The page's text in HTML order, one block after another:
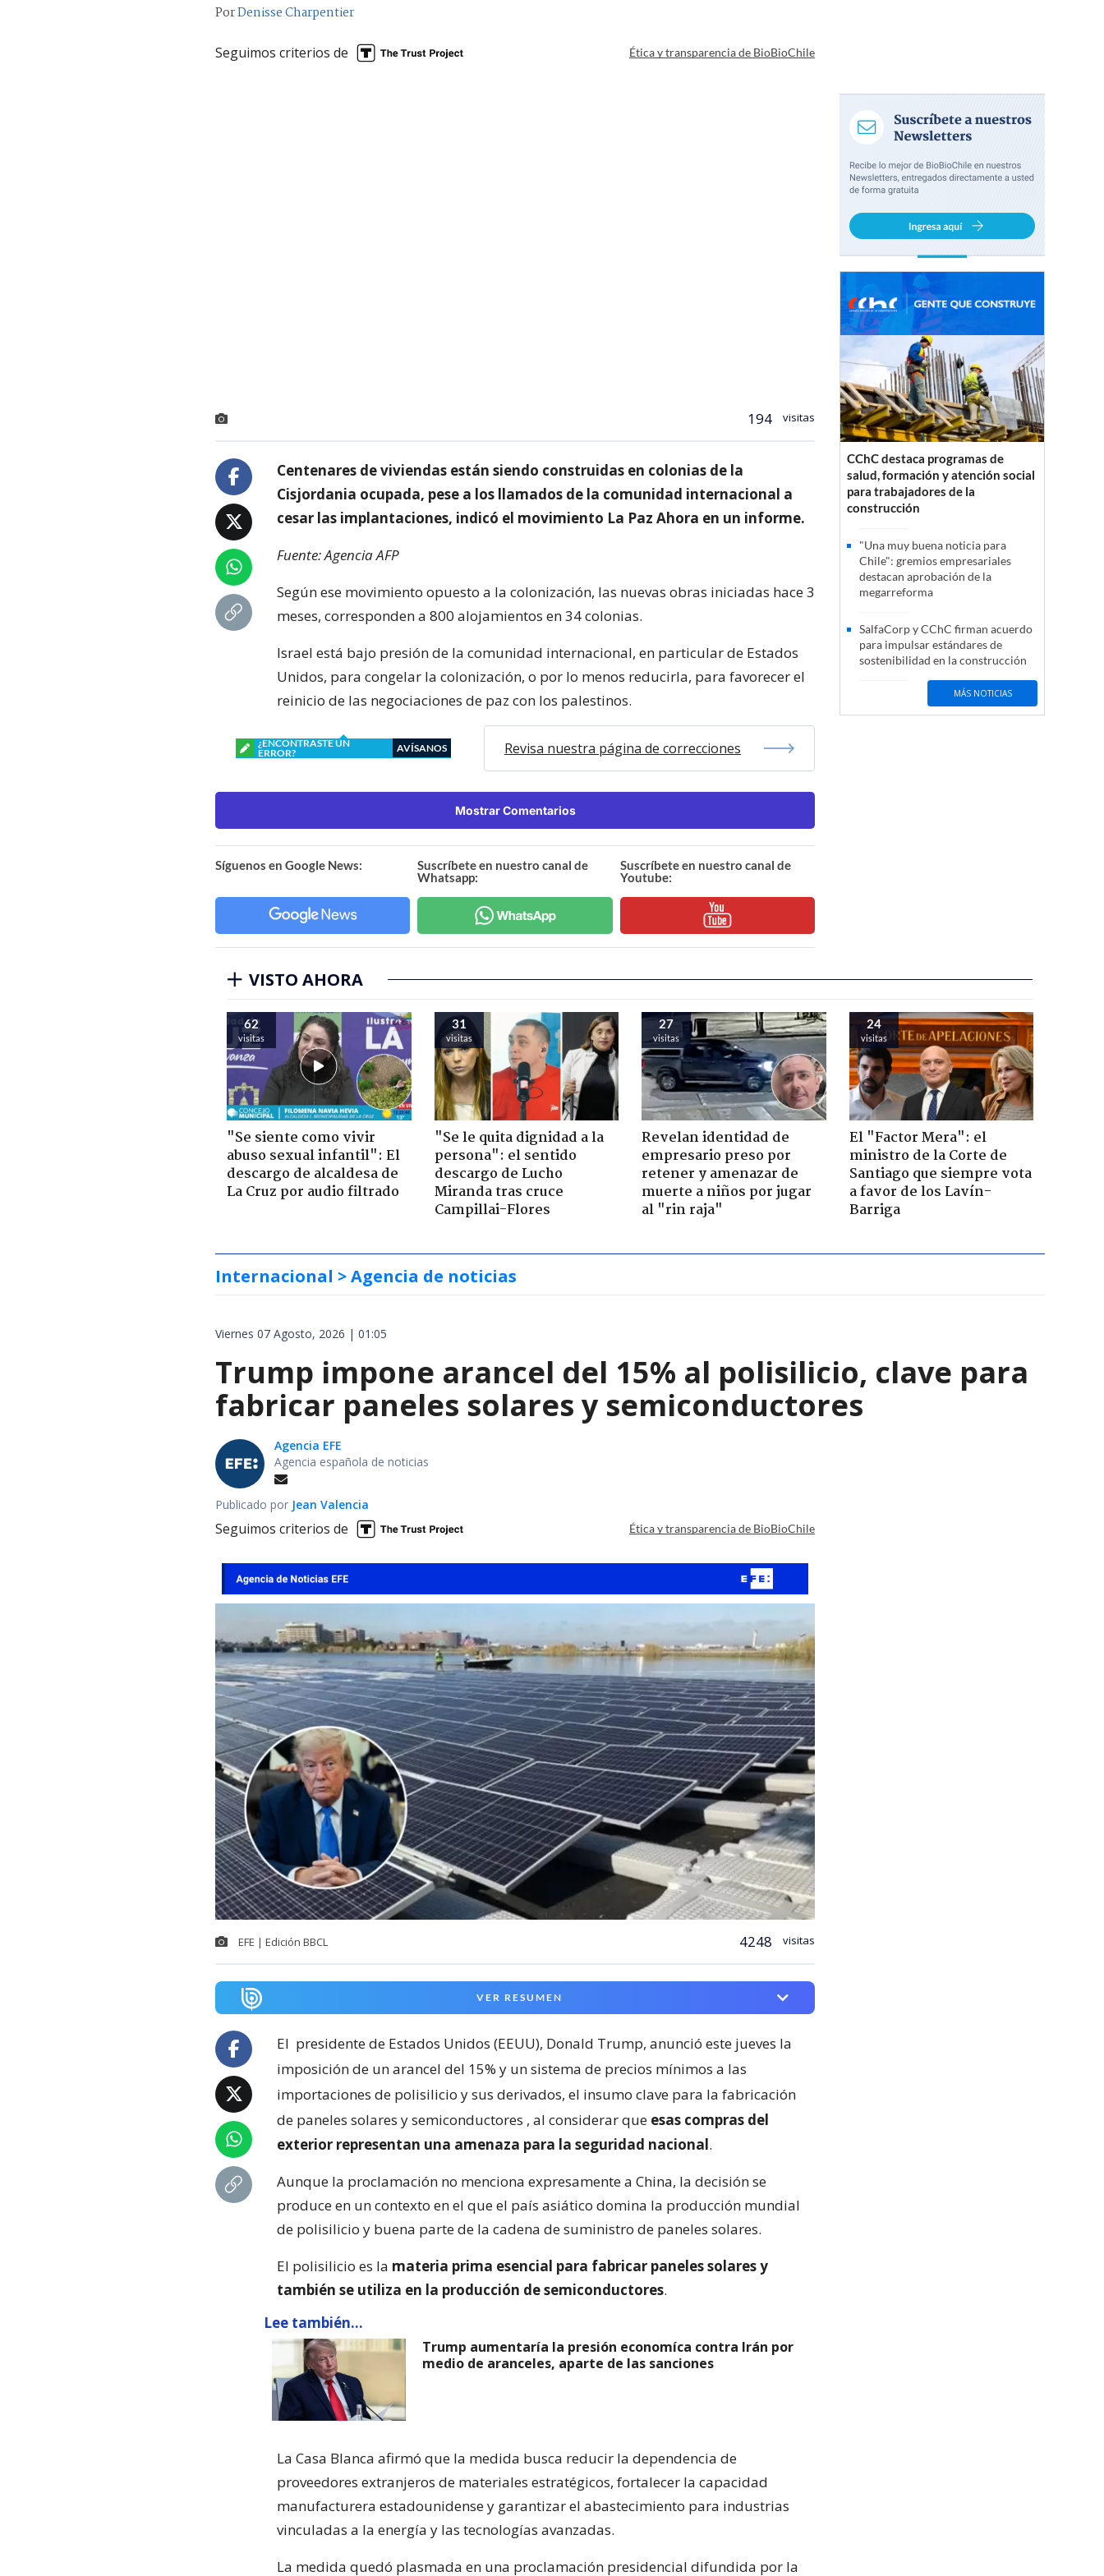
PorDenisse Charpentier
Seguimos criterios de Ética y transparencia de BioBioChile
194 visitas
Centenares de viviendas están siendo construidas en colonias de la
Cisjordania ocupada, pese a los llamados de la comunidad internacional a
cesar las implantaciones, indicó el movimiento La Paz Ahora en un informe.
Fuente: Agencia AFP
Según ese movimiento opuesto a la colonización, las nuevas obras iniciadas hace 3
meses, corresponden a 800 alojamientos en 34 colonias.
Israel está bajo presión de la comunidad internacional, en particular de Estados
Unidos, para congelar la colonización, o por lo menos reducirla, para favorecer el
reinicio de las negociaciones de paz con los palestinos.
¿ENCONTRASTE UN
ERROR?
AVÍSANOS Revisa nuestra página de correcciones
Mostrar Comentarios
Síguenos en Google News:
Suscríbete en nuestro canal de
Whatsapp:
Suscríbete en nuestro canal de
Youtube:
CChC destaca programas de
salud, formación y atención social
para trabajadores de la
construcción
"Una muy buena noticia para
Chile": gremios empresariales
destacan aprobación de la
megarreforma
SalfaCorp y CChC firman acuerdo
para impulsar estándares de
sostenibilidad en la construcción
MÁS NOTICIAS
VISTO AHORA
62
visitas
"Se siente como vivir
abuso sexual infantil": El
descargo de alcaldesa de
La Cruz por audio filtrado
31
visitas
"Se le quita dignidad a la
persona": el sentido
descargo de Lucho
Miranda tras cruce
Campillai-Flores
27
visitas
Revelan identidad de
empresario preso por
retener y amenazar de
muerte a niños por jugar
al "rin raja"
24
visitas
El "Factor Mera": el
ministro de la Corte de
Santiago que siempre vota
a favor de los Lavín-
Barriga
Internacional > Agencia de noticias
Viernes 07 Agosto, 2026 | 01:05
Trump impone arancel del 15% al polisilicio, clave para
fabricar paneles solares y semiconductores
Agencia EFE
Agencia española de noticias
Publicado por Jean Valencia
Seguimos criterios de Ética y transparencia de BioBioChile
EFE | Edición BBCL 4248 visitas
VER RESUMEN
El presidente de Estados Unidos (EEUU), Donald Trump, anunció este jueves la
imposición de un arancel del 15% y un sistema de precios mínimos a las
importaciones de polisilicio y sus derivados, el insumo clave para la fabricación
de paneles solares y semiconductores , al considerar que esas compras del
exterior representan una amenaza para la seguridad nacional.
Aunque la proclamación no menciona expresamente a China, la decisión se
produce en un contexto en el que el país asiático domina la producción mundial
de polisilicio y buena parte de la cadena de suministro de paneles solares.
El polisilicio es la materia prima esencial para fabricar paneles solares y
también se utiliza en la producción de semiconductores.
Lee también...
Trump aumentaría la presión economíca contra Irán por
medio de aranceles, aparte de las sanciones
La Casa Blanca afirmó que la medida busca reducir la dependencia de
proveedores extranjeros de materiales estratégicos, fortalecer la capacidad
manufacturera estadounidense y garantizar el abastecimiento para industrias
vinculadas a la energía y las tecnologías avanzadas.
La medida quedó plasmada en una proclamación presidencial difundida por la